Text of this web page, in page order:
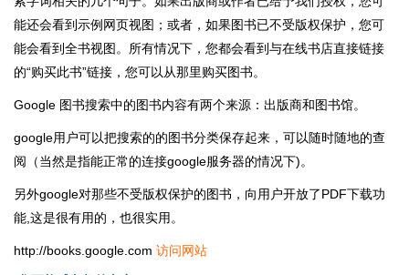
能还会看到示例网页视图；或者，如果图书已不受版权保护，您可
能会看到全书视图。所有情况下，您都会看到与在线书店直接链接
的“购买此书”链接，您可以从那里购买图书。
Google 图书搜索中的图书内容有两个来源：出版商和图书馆。
google用户可以把搜索的的图书分类保存起来，可以随时随地的查
阅（当然是指能正常的连接google服务器的情况下)。
另外google对那些不受版权保护的图书，向用户开放了PDF下载功
能,这是很有用的，也很实用。
http://books.google.com 访问网站